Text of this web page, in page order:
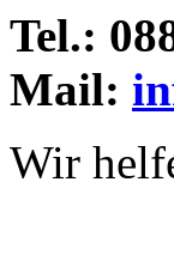
Tel.:
Mail:
Wir